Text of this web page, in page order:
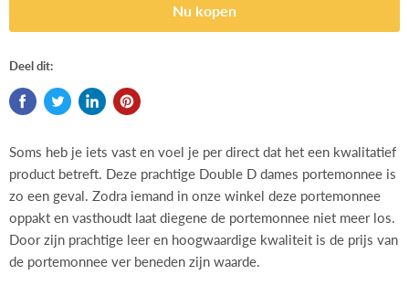
Nu kopen
Deel dit:
Soms heb je iets vast en voel je per direct dat het een kwalitatief
product betreft. Deze prachtige Double D dames portemonnee is
zo een geval. Zodra iemand in onze winkel deze portemonnee
oppakt en vasthoudt laat diegene de portemonnee niet meer los.
Door zijn prachtige leer en hoogwaardige kwaliteit is de prijs van
de portemonnee ver beneden zijn waarde.